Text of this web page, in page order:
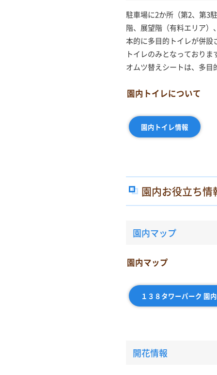
駐車場に2か所（第2、第3
階、展望階（有料エリア
本的に多目的トイレが併設
トイレのみとなっておりま
オムツ替えシートは、多
園内トイレについて
園内トイレ情報
園内お役立ち情
園内マップ
園内マップ
１３８タワーパーク 園
開花情報